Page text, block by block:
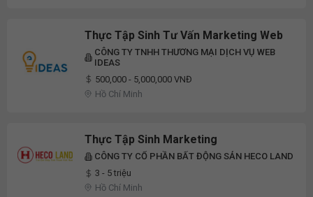
Thực Tập Sinh Tư Vấn Marketing Web
CÔNG TY TNHH THƯƠNG MẠI DỊCH VỤ WEB
IDEAS
500,000 - 5,000,000 VNĐ
Hồ Chí Minh
Thực Tập Sinh Marketing
CÔNG TY CỔ PHẦN BẤT ĐỘNG SẢN HECO LAND
3 - 5 triệu
Hồ Chí Minh